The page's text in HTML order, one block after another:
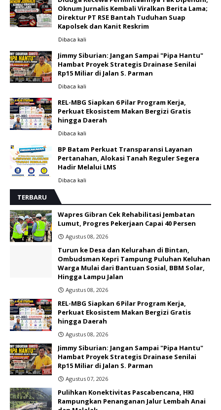
Oknum Jurnalis Kembali Viralkan Berita Lama;
Direktur PT RSE Bantah Tuduhan Suap
Kapolsek dan Kanit Reskrim
Dibaca kali
Jimmy Siburian: Jangan Sampai "Pipa Hantu"
Hambat Proyek Strategis Drainase Senilai
Rp15 Miliar di Jalan S. Parman
Dibaca kali
REL-MBG Siapkan 6 Pilar Program Kerja,
Perkuat Ekosistem Makan Bergizi Gratis
hingga Daerah
Dibaca kali
BP Batam Perkuat Transparansi Layanan
Pertanahan, Alokasi Tanah Reguler Segera
Hadir Melalui LMS
Dibaca kali
TERBARU
Wapres Gibran Cek Rehabilitasi Jembatan
Lumut, Progres Pekerjaan Capai 40 Persen
Agustus 08, 2026
Turun ke Desa dan Kelurahan di Bintan,
Ombudsman Kepri Tampung Puluhan Keluhan
Warga Mulai dari Bantuan Sosial, BBM Solar,
Hingga Lampu Jalan
Agustus 08, 2026
REL-MBG Siapkan 6 Pilar Program Kerja,
Perkuat Ekosistem Makan Bergizi Gratis
hingga Daerah
Agustus 08, 2026
Jimmy Siburian: Jangan Sampai "Pipa Hantu"
Hambat Proyek Strategis Drainase Senilai
Rp15 Miliar di Jalan S. Parman
Agustus 07, 2026
Pulihkan Konektivitas Pascabencana, HKI
Rampungkan Penanganan Jalur Lembah Anai